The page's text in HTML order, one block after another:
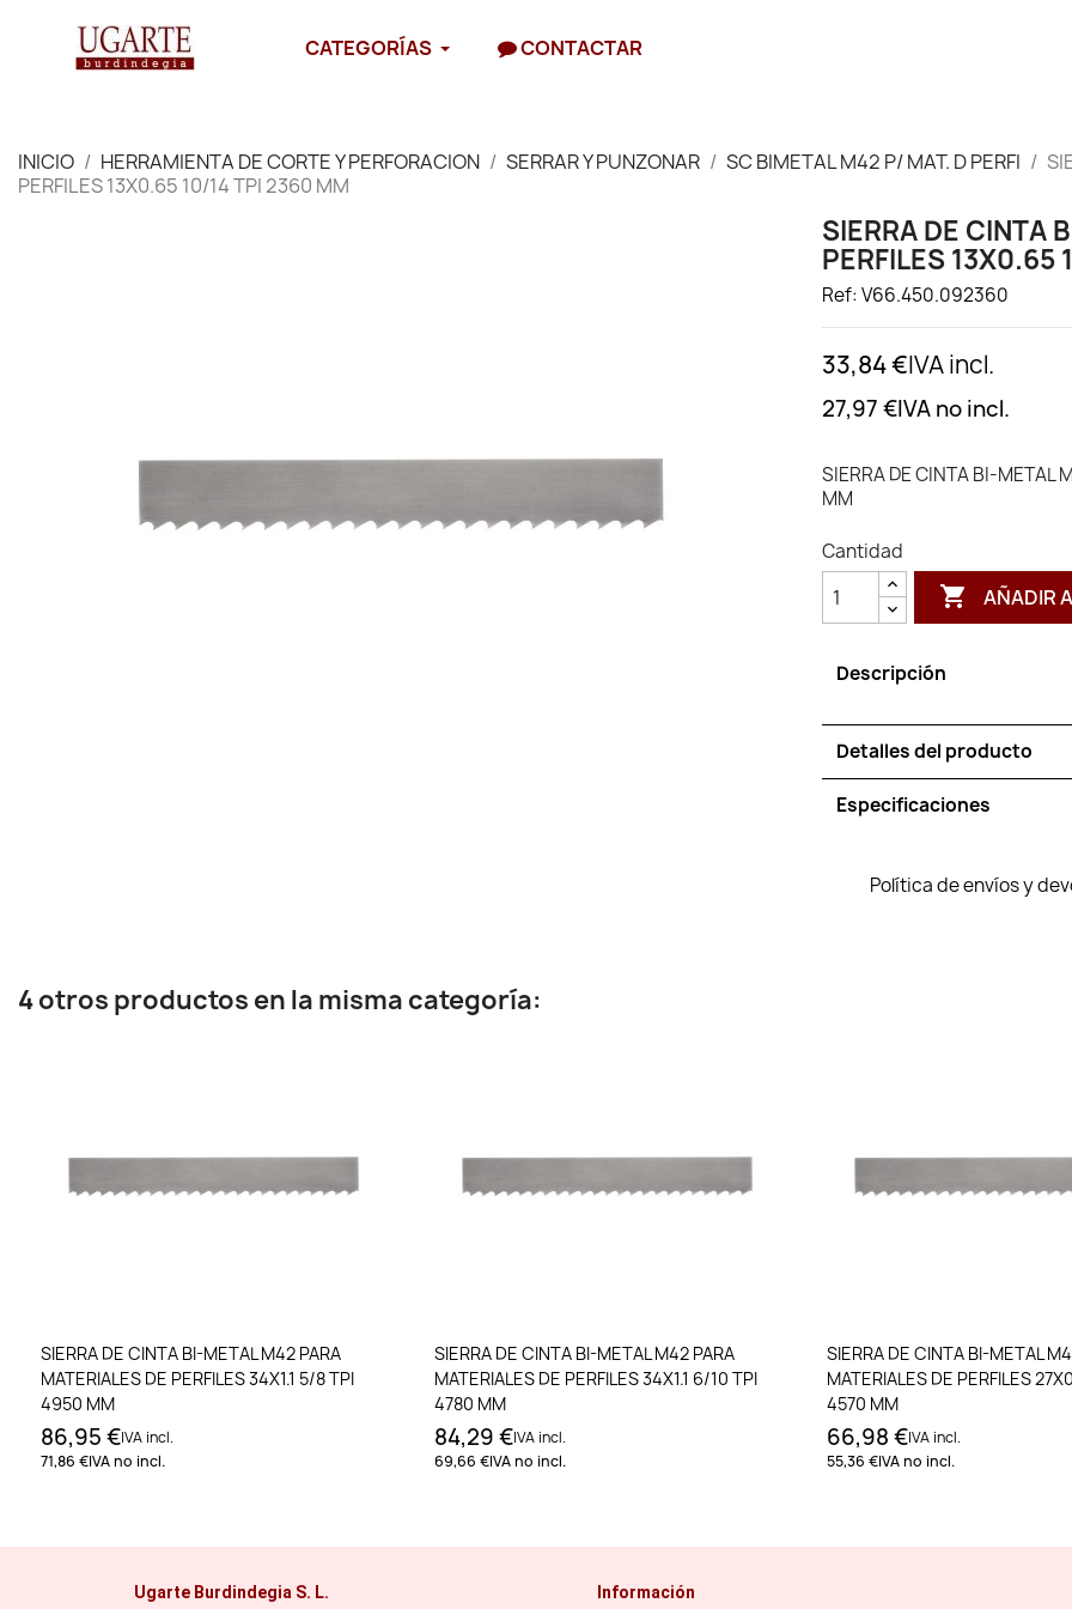
CATEGORÍAS CONTACTAR
INICIO HERRAMIENTA DE CORTE Y PERFORACION SERRAR Y PUNZONAR SC BIMETAL M42 P/ MAT. D PERFI
PERFILES 13X0.65 10/14 TPI 2360 MM
SIERRA DE CINTA
PERFILES
Ref: V66.450.092360
33,84 €IVA incl.
27,97 €IVA no incl.
SIERRA DE CINTA BI-METAL
MM
Cantidad
 AÑADIR
Descripción
Detalles del producto
Especificaciones
Política de envíos y
4 otros productos en la misma categoría:
Añadir al carrito
SIERRA DE CINTA BI-METAL M42 PARA
MATERIALES DE PERFILES 34X1.1 5/8 TPI
4950 MM
86,95 €IVA incl.
71,86 €IVA no incl.
Añadir al carrito
SIERRA DE CINTA BI-METAL M42 PARA
MATERIALES DE PERFILES 34X1.1 6/10 TPI
4780 MM
84,29 €IVA incl.
69,66 €IVA no incl.
Añadir al
SIERRA DE CINTA BI-METAL
MATERIALES DE PERFILES
4570 MM
66,98 €IVA incl.
55,36 €IVA no incl.
Ugarte Burdindegia S. L. Información